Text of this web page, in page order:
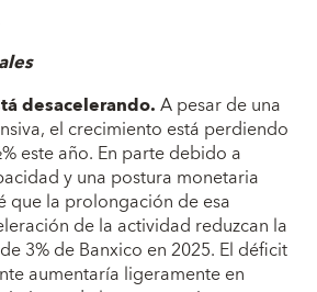
desacelerando.A pesar de una
el crecimiento está perdiendo
este año. En parte debido a
y una postura monetaria
que la prolongación de esa
de la actividad reduzcan la
3% de Banxico en 2025. El déficit
aumentaría ligeramente en